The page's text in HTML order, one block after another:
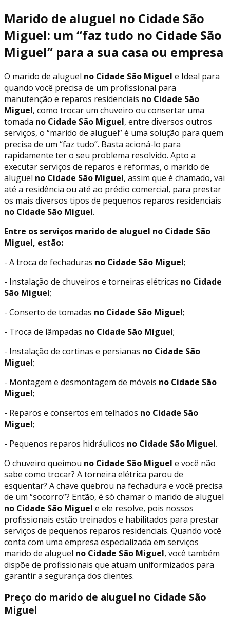
Marido de aluguel no Cidade São
Miguel: um “faz tudo no Cidade São
Miguel” para a sua casa ou empresa
O marido de aluguel no Cidade São Miguel e Ideal para
quando você precisa de um profissional para
manutenção e reparos residenciais no Cidade São
Miguel, como trocar um chuveiro ou consertar uma
tomada no Cidade São Miguel, entre diversos outros
serviços, o “marido de aluguel” é uma solução para quem
precisa de um “faz tudo”. Basta acioná-lo para
rapidamente ter o seu problema resolvido. Apto a
executar serviços de reparos e reformas, o marido de
aluguel no Cidade São Miguel, assim que é chamado, vai
até a residência ou até ao prédio comercial, para prestar
os mais diversos tipos de pequenos reparos residenciais
no Cidade São Miguel.
Entre os serviços marido de aluguel no Cidade São
Miguel, estão:
- A troca de fechaduras no Cidade São Miguel;
- Instalação de chuveiros e torneiras elétricas no Cidade
São Miguel;
- Conserto de tomadas no Cidade São Miguel;
- Troca de lâmpadas no Cidade São Miguel;
- Instalação de cortinas e persianas no Cidade São
Miguel;
- Montagem e desmontagem de móveis no Cidade São
Miguel;
- Reparos e consertos em telhados no Cidade São
Miguel;
- Pequenos reparos hidráulicos no Cidade São Miguel.
O chuveiro queimou no Cidade São Miguel e você não
sabe como trocar? A torneira elétrica parou de
esquentar? A chave quebrou na fechadura e você precisa
de um “socorro”? Então, é só chamar o marido de aluguel
no Cidade São Miguel e ele resolve, pois nossos
profissionais estão treinados e habilitados para prestar
serviços de pequenos reparos residenciais. Quando você
conta com uma empresa especializada em serviços
marido de aluguel no Cidade São Miguel, você também
dispõe de profissionais que atuam uniformizados para
garantir a segurança dos clientes.
Preço do marido de aluguel no Cidade São
Miguel